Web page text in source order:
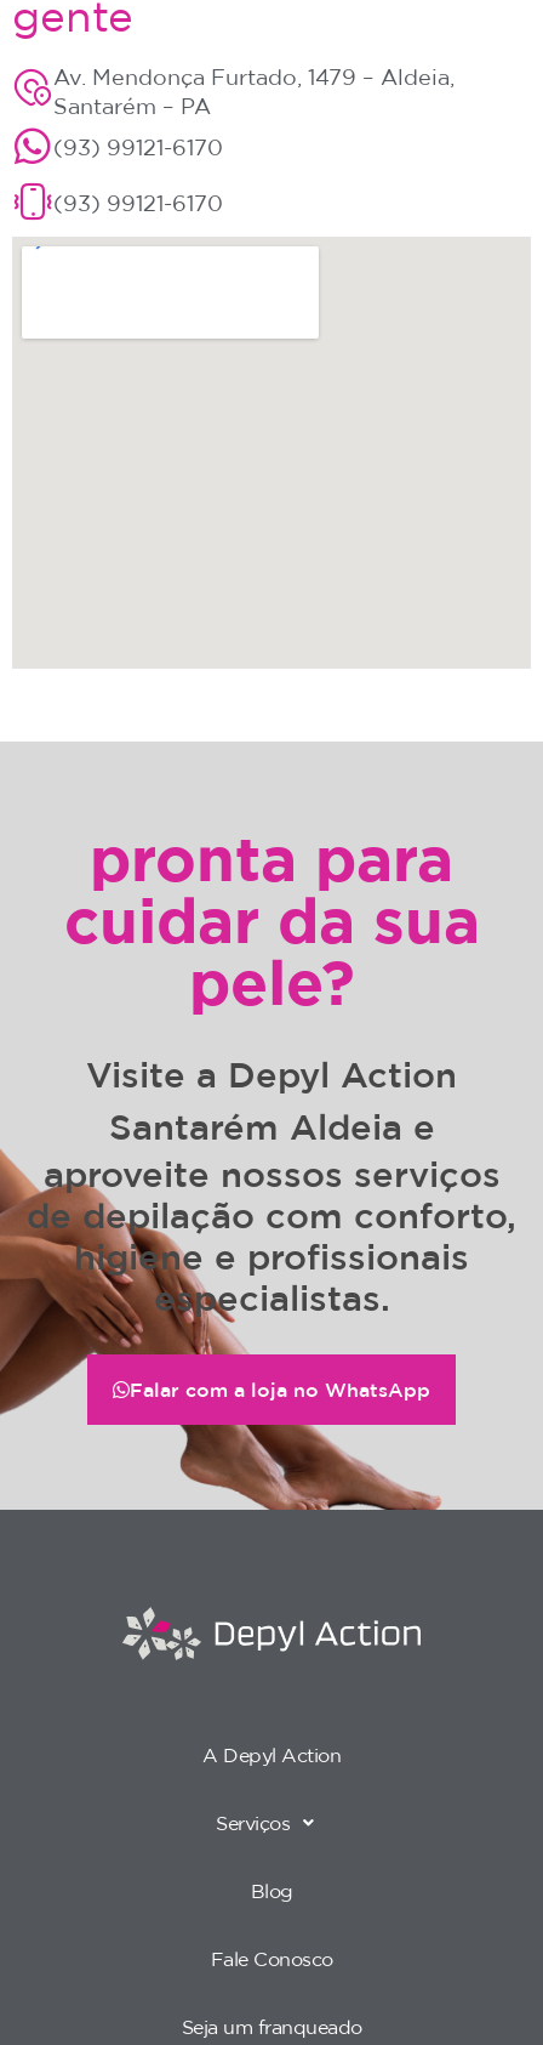
gente
Av. Mendonça Furtado, 1479 – Aldeia,
Santarém – PA
(93) 99121-6170
(93) 99121-6170
pronta para
cuidar da sua
pele?
Visite a Depyl Action
Santarém Aldeia e
aproveite nossos serviços
de depilação com conforto,
higiene e profissionais
especialistas.
Falar com a loja no WhatsApp
A Depyl Action
Serviços
Blog
Fale Conosco
Seja um franqueado